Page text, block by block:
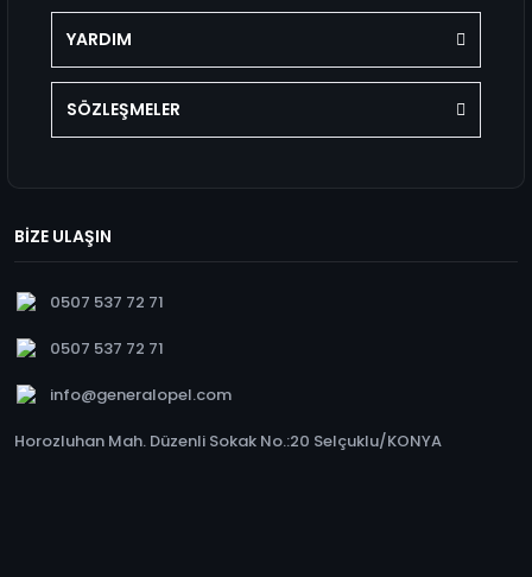
YARDIM
SÖZLEŞMELER
BİZE ULAŞIN
0507 537 72 71
0507 537 72 71
info@generalopel.com
Horozluhan Mah. Düzenli Sokak No.:20 Selçuklu/KONYA